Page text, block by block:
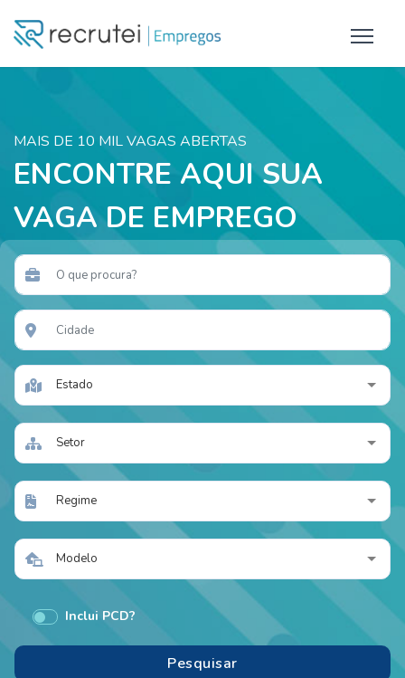
MAIS DE 10 MIL VAGAS ABERTAS
ENCONTRE AQUI SUA
VAGA DE EMPREGO
Estado
Setor
Regime
Modelo
Inclui PCD?